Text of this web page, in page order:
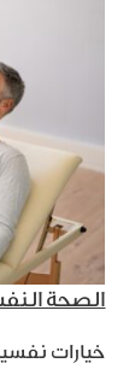
الصحة
خيارات